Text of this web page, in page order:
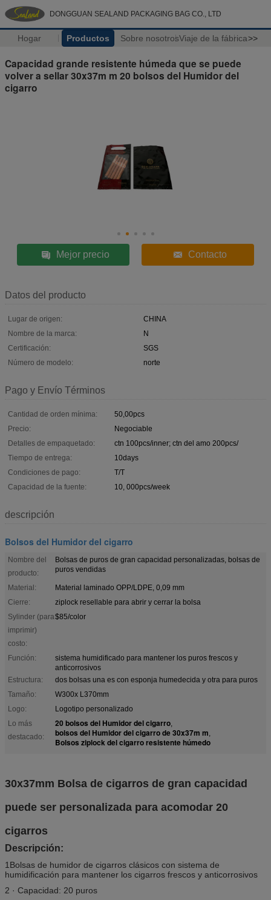
DONGGUAN SEALAND PACKAGING BAG CO., LTD
Hogar Productos Sobre nosotrosViaje de la fábrica>>
Capacidad grande resistente húmeda que se puede
volver a sellar 30x37m m 20 bolsos del Humidor del
cigarro
Mejor precio Contacto
Datos del producto
Lugar de origen:
CHINA
Nombre de la marca:
N
Certificación:
SGS
Número de modelo:
norte
Pago y Envío Términos
Cantidad de orden mínima:
50,00pcs
Precio:
Negociable
Detalles de empaquetado:
ctn 100pcs/inner; ctn del amo 200pcs/
Tiempo de entrega:
10days
Condiciones de pago:
T/T
Capacidad de la fuente:
10, 000pcs/week
descripción
Bolsos del Humidor del cigarro
Nombre del
producto:
Bolsas de puros de gran capacidad personalizadas, bolsas de
puros vendidas
Material:
Material laminado OPP/LDPE, 0,09 mm
Cierre:
ziplock resellable para abrir y cerrar la bolsa
Sylinder (para
imprimir)
costo:
$85/color
Función:
sistema humidificado para mantener los puros frescos y
anticorrosivos
Estructura:
dos bolsas una es con esponja humedecida y otra para puros
Tamaño:
W300x L370mm
Logo:
Logotipo personalizado
Lo más
destacado:
20 bolsos del Humidor del cigarro,
bolsos del Humidor del cigarro de 30x37m m,
Bolsos ziplock del cigarro resistente húmedo
30x37mm Bolsa de cigarros de gran capacidad
puede ser personalizada para acomodar 20
cigarros
Descripción:
1Bolsas de humidor de cigarros clásicos con sistema de
humidificación para mantener los cigarros frescos y anticorrosivos
2 · Capacidad: 20 puros